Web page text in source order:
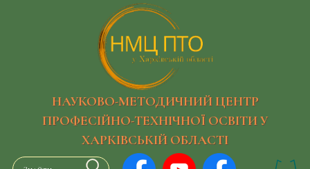
НАУКОВО-МЕТОДИЧНИЙ ЦЕНТР
ПРОФЕСІЙНО-ТЕХНІЧНОЇ ОСВІТИ У
ХАРКІВСЬКІЙ ОБЛАСТІ